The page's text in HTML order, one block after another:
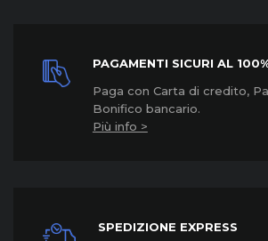
PAGAMENTI SICURI AL
Paga con Carta di credito,
Bonifico bancario.
Più info >
SPEDIZIONE EXPRESS